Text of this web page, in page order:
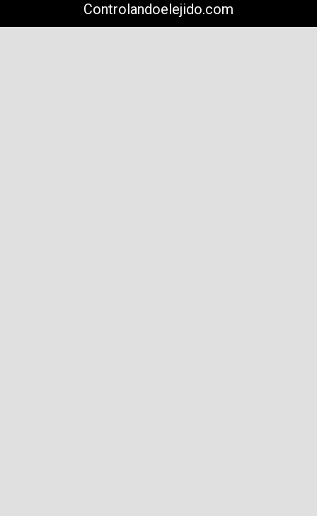
Controlandoelejido.com